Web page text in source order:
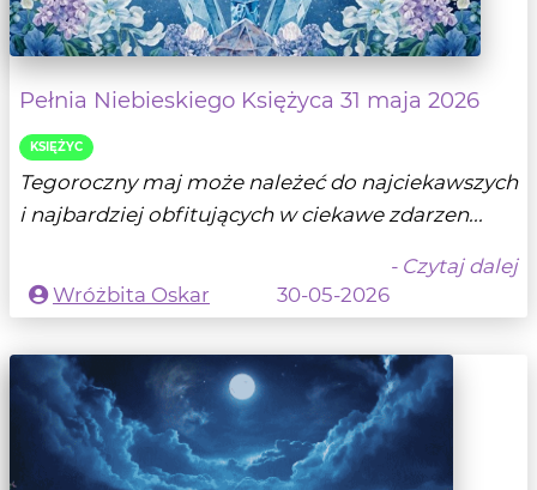
Pełnia Niebieskiego Księżyca 31 maja 2026
KSIĘŻYC
Tegoroczny maj może należeć do najciekawszych
i najbardziej obfitujących w ciekawe zdarzen...
- Czytaj dalej
Wróżbita Oskar
30-05-2026